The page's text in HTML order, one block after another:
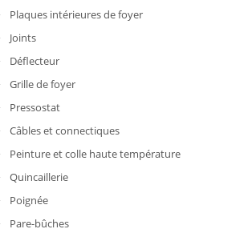
Plaques intérieures de foyer
Joints
Déflecteur
Grille de foyer
Pressostat
Câbles et connectiques
Peinture et colle haute température
Quincaillerie
Poignée
Pare-bûches